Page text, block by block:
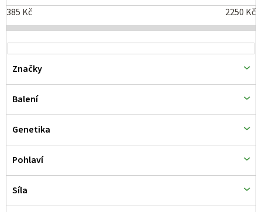
385 Kč 2250 Kč
Značky
Balení
Genetika
Pohlaví
Síla